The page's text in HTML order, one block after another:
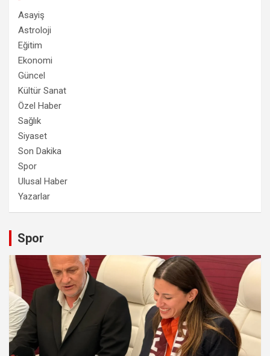
Asayiş
Astroloji
Eğitim
Ekonomi
Güncel
Kültür Sanat
Özel Haber
Sağlık
Siyaset
Son Dakika
Spor
Ulusal Haber
Yazarlar
Spor